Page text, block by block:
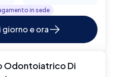
in sede
giorno e ora
Odontoiatrico Di